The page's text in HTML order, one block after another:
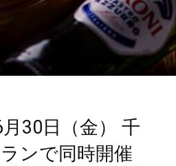
30日（金） 千
ンで同時開催